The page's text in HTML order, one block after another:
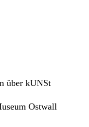
über kUNSt
Ostwall